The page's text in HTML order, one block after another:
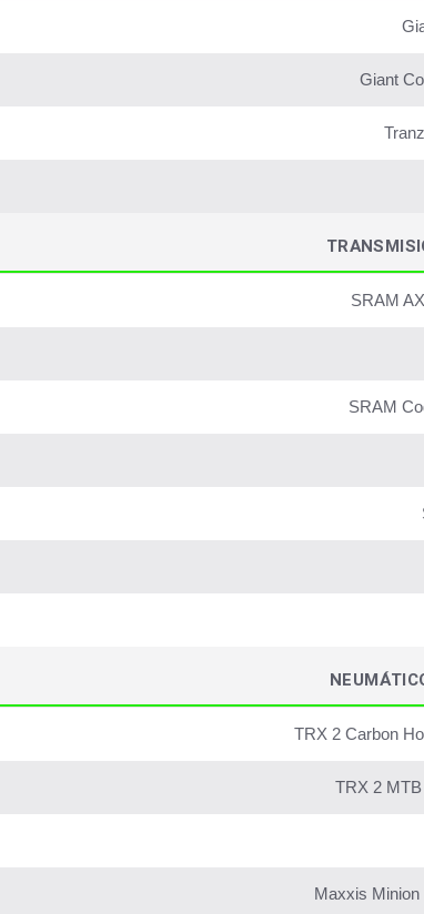
Giant
SRAM
SRAM
TRX 2 Carbon
TRX 2
Maxxis